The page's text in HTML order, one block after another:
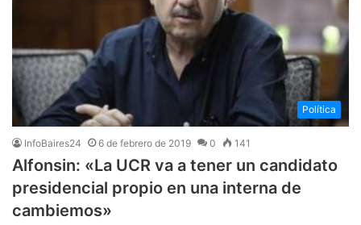
Política
InfoBaires24 6 de febrero de 2019 0 141
Alfonsin: «La UCR va a tener un candidato
presidencial propio en una interna de
cambiemos»